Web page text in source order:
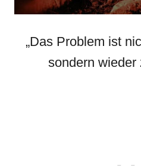
„Das Problem ist
sondern wieder